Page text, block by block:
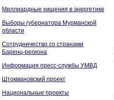
Миллиардные хищения в энергетике
Выборы губернатора Мурманской
области
Сотрудничество со странами
Баренц-региона
Информация пресс-службы УМВД
Штокмановский проект
Национальные проекты